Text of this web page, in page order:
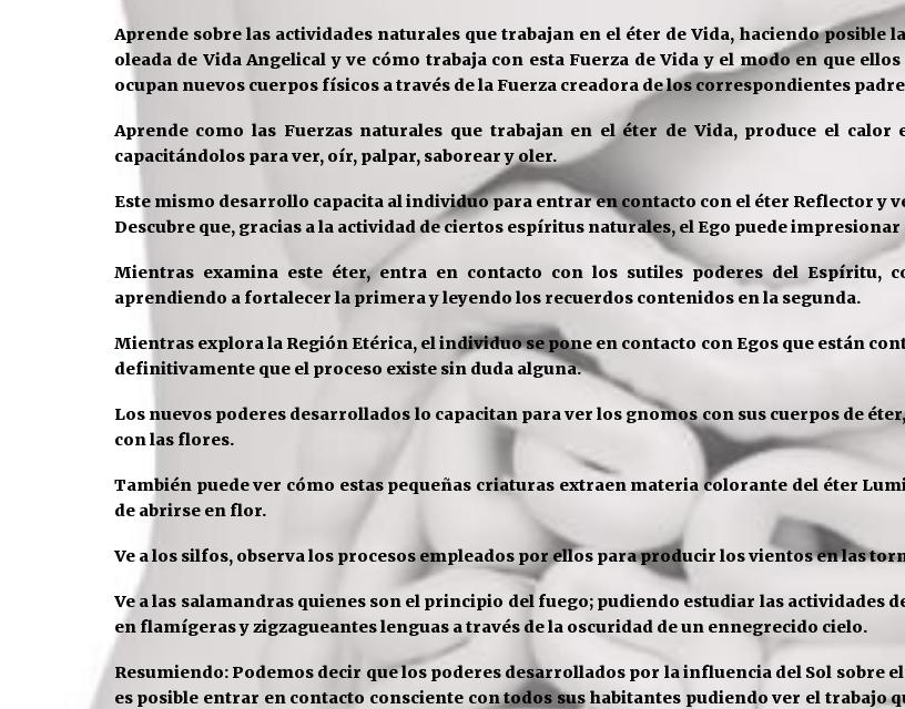
Aprende sobre las actividades naturales que trabajan en el éter de Vida, haciendo posible
oleada de Vida Angelical y ve cómo trabaja con esta Fuerza de Vida y el modo en que ellos
ocupan nuevos cuerpos físicos através de la Fuerza creadora de los correspondientes
Aprende como las Fuerzas naturales que trabajan en el éter de Vida, produce el calor
capacitándolos para ver, oír, palpar, saborear y oler.
Este mismo desarrollo capacita al individuo para entrar en contacto con el éter Reflector y
Descubre que, gracias a la actividad deciertos espíritus naturales, el Ego puede
Mientras examina este éter, entra en contacto con los sutiles poderes del Espíritu,
aprendiendo a fortalecer la primera y leyendo los recuerdos contenidos en la segunda.
Mientras explora la Región Etérica, el individuo se pone en contacto con Egos que están
definitivamente que el proceso existe sin duda alguna.
Los nuevos poderes desarrollados lo capacitan paraver los gnomos con sus cuerpos de
con las flores.
También puede ver cómo estas pequeñas criaturas extraen materia colorante del éter
de abrirse en flor.
Ve a los silfos, observa los procesos empleados por ellos para producir los vientos en las
Ve a las salamandras quienes son el principio del fuego; pudiendo estudiar las actividades
en flamígeras y zigzagueantes lenguas a través de la oscuridad de un ennegrecido cielo.
Resumiendo: Podemos decir que los poderes desarrollados por la influencia del Sol sobre
es posible entrar en contacto consciente con todos sus habitantes pudiendo ver el trabajo